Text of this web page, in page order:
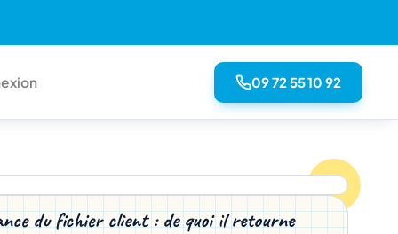
09 72 55 10 92
du fichier client : de quoi il retourne